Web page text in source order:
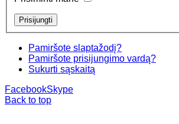
Pamiršote slaptažodį?
Pamiršote prisijungimo vardą?
Sukurti sąskaitą
FacebookSkype
Back to top